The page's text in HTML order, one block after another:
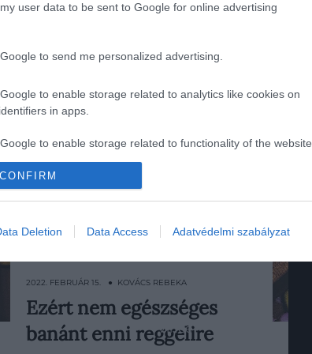
user data to be sent to Google for online advertising
to send me personalized advertising.
to enable storage related to analytics like cookies on
in apps.
to enable storage related to functionality of the website
to enable storage related to personalization.
Google to enable storage related to security, including
CONFIRM
Deletion Data Access Adatvédelmi szabályzat
Noha a banán tele van kalciummal,
káliummal és magnéziummal,
2022. FEBRUÁR 15. ● KOVÁCS REBEKA
Ezért nem egészséges
banánt enni reggelire
HG MEDIA
Magazin-előfizetés
Haszon
Vince